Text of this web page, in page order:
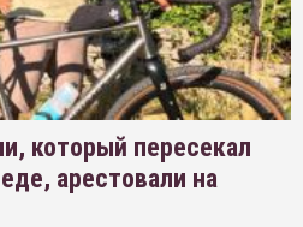
который пересекал
арестовали на